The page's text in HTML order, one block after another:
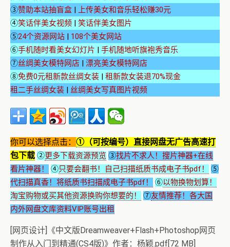
③赞助本站抽盲盒 | 上传美女和音乐轻松赚30元
④笑话伴美女视频 | 笑话伴美女图片
⑤24个资源网站 | 108个美女网站
⑥手机随时看美女幻灯片 | 手机随地听旗袍秀音乐
⑦丝绸美女模特网店 | 漂亮美女模特网店
⑧免费0元租新款丝绸女装 | 租新款女装退70%现金
租二手丝绸女装 | 丝绸美女写真图片视频
你可以选择点击： ①（可按编号）直接网盘无广告高速打
包下载 ②更多下载资源预览 ③找片不求人！搜片神器+在线
看片神器！
④只要会翻书！自己扫描纸质书成电子书pdf！
⑤
代扫描真香！将纸质书扫描成电子书pdf！
⑥以物换物划算！
淘宝购物或买其他资源换购你想要的！
⑦友情推荐！各大国
内外网盘文库资料VIP账号出租
[网页设计]《中文版Dreamweaver+Flash+Photoshop网页
制作从入门到精通(CS4版)》作者：杨颖.pdf[72 MB]